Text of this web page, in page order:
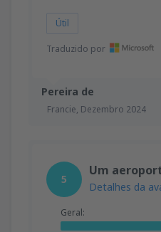
Pereira de
Francie, Dezembro 2024
Útil
Traduzido por
5
Um
Detalhes da
Geral: